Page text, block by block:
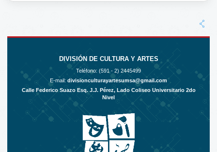
DIVISIÓN DE CULTURA Y ARTES
Teléfono: (591 - 2) 2445499
E-mail: divisionculturayartesumsa@gmail.com
Calle Federico Suazo Esq. J.J. Pérez, Lado Coliseo Universitario 2do
Nivel